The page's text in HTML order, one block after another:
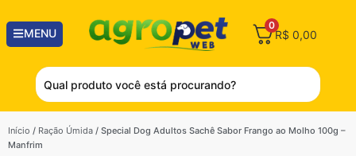
MENU
0
R$ 0,00
Início / Ração Úmida / Special Dog Adultos Sachê Sabor Frango ao Molho 100g –
Manfrim